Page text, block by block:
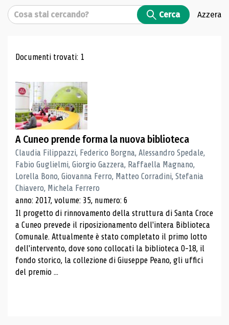
Cerca Cerca Azzera
Risultati di ricerca
Documenti trovati: 1
A Cuneo prende forma la nuova biblioteca
Claudia Filippazzi, Federico Borgna, Alessandro Spedale,
Fabio Guglielmi, Giorgio Gazzera, Raffaella Magnano,
Lorella Bono, Giovanna Ferro, Matteo Corradini, Stefania
Chiavero, Michela Ferrero
anno: 2017, volume: 35, numero: 6
Il progetto di rinnovamento della struttura di Santa Croce
a Cuneo prevede il riposizionamento dell'intera Biblioteca
Comunale. Attualmente è stato completato il primo lotto
dell'intervento, dove sono collocati la biblioteca 0-18, il
fondo storico, la collezione di Giuseppe Peano, gli uffici
del premio ...